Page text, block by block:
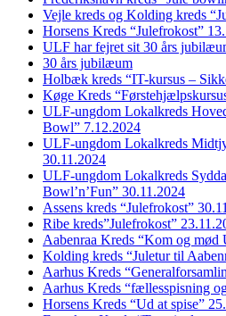
Vejle kreds og Kolding kreds
Horsens Kreds “Julefrokost”
ULF har fejret sit 30 års
30 års jubilæum
Holbæk kreds “IT-kursus –
Køge Kreds
ULF-ungdom Lokalkreds
Bowl” 7.12.2024
ULF-ungdom Lokalkreds
30.11.2024
ULF-ungdom Lokalkreds
Bowl’n’Fun” 30.11.2024
Assens kreds “Julefrokost”
Ribe kreds”Julefrokost”
Aabenraa Kreds “Kom og mød
Kolding kreds “Juletur til
Aarhus Kreds
Aarhus Kreds “fællesspisning
Horsens Kreds “Ud at spise”